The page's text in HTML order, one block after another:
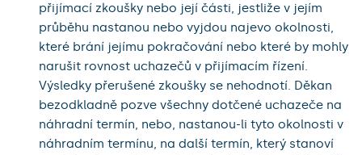
přijímací zkoušky nebo její části, jestliže v jejím
průběhu nastanou nebo vyjdou najevo okolnosti,
které brání jejímu pokračování nebo které by mohly
narušit rovnost uchazečů v přijímacím řízení.
Výsledky přerušené zkoušky se nehodnotí. Děkan
bezodkladně pozve všechny dotčené uchazeče na
náhradní termín, nebo, nastanou-li tyto okolnosti v
náhradním termínu, na další termín, který stanoví